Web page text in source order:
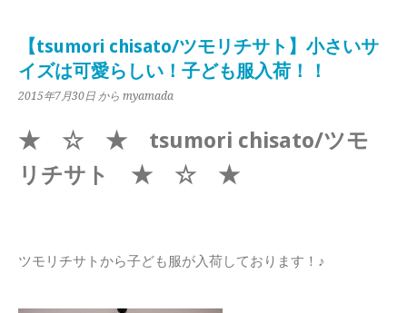
【tsumori chisato/ツモリチサト】小さいサ
イズは可愛らしい！子ども服入荷！！
2015年7月30日 から myamada
★ ☆ ★ tsumori chisato/ツモ
リチサト ★ ☆ ★
ツモリチサトから子ども服が入荷しております！♪